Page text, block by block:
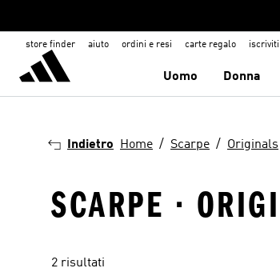
store finder aiuto ordini e resi carte regalo iscriviti
Uomo Donna
Indietro Home Scarpe Originals
SCARPE ·
2 risultati